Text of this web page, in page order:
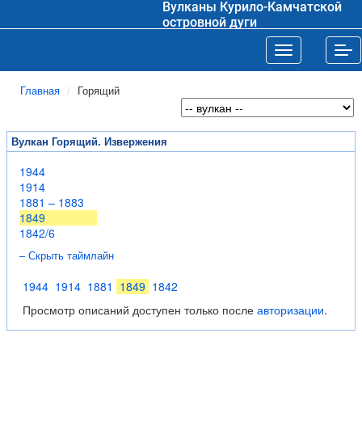
Вулканы Курило-Камчатской
островной дуги
Toggle
Главная Горящий
Вулкан Горящий. Извержения
1944
1914
1881 – 1883
1849
1842/6
– Скрыть таймлайн
1944 1914 1881 1849 1842
Просмотр описаний доступен только после авторизации.